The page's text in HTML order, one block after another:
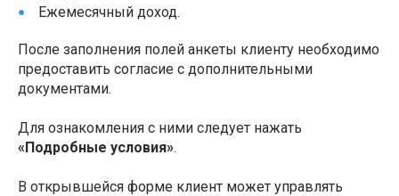
Ежемесячный доход.
После заполнения полей анкеты клиенту необходимо
предоставить согласие с дополнительными
документами.
Для ознакомления с ними следует нажать
«Подробные условия».
В открывшейся форме клиент может управлять